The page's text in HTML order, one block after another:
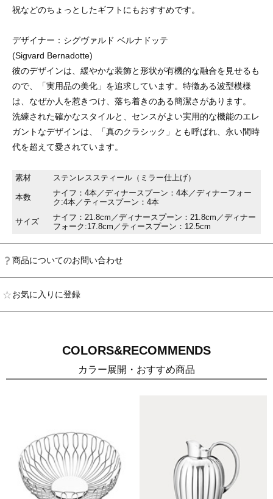
祝などのちょっとしたギフトにもおすすめです。
デザイナー：シグヴァルド ベルナドッテ
(Sigvard Bernadotte)
彼のデザインは、緩やかな装飾と形状が有機的な融合を見せるも
ので、「実用品の美化」を追求しています。特徴ある波型模様
は、なぜか人を惹きつけ、落ち着きのある簡潔さがあります。
洗練された確かなスタイルと、センスがよい実用的な機能のエレ
ガントなデザインは、「真のクラシック」とも呼ばれ、永い間時
代を超えて愛されています。
素材 ステンレススティール（ミラー仕上げ）
本数
ナイフ：4本／ディナースプーン：4本／ディナーフォー
ク:4本／ティースプーン：4本
サイズ
ナイフ：21.8cm／ディナースプーン：21.8cm／ディナー
フォーク:17.8cm／ティースプーン：12.5cm
商品についてのお問い合わせ
お気に入りに登録
COLORS&RECOMMENDS
カラー展開・おすすめ商品